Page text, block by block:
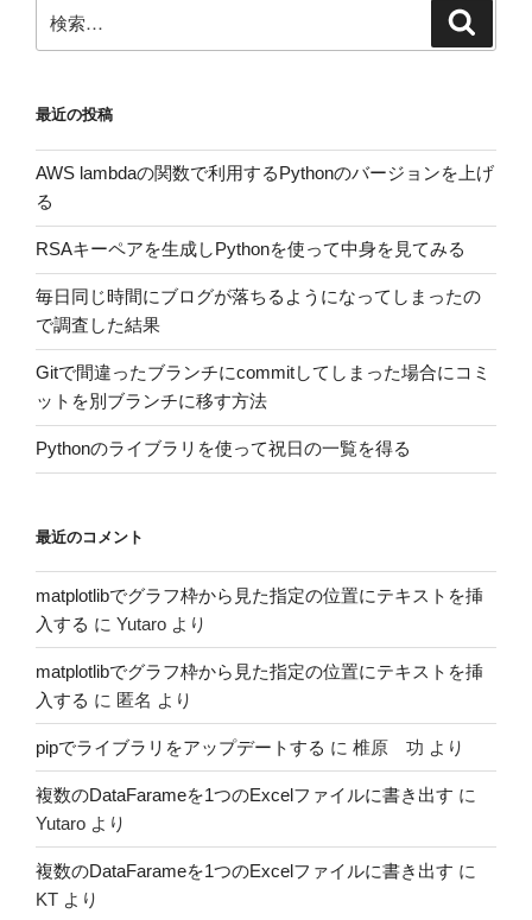
索:
最近の投稿
AWS lambdaの関数で利用するPythonのバージョンを上げ
る
RSAキーペアを生成しPythonを使って中身を見てみる
毎日同じ時間にブログが落ちるようになってしまったの
で調査した結果
Gitで間違ったブランチにcommitしてしまった場合にコミ
ットを別ブランチに移す方法
Pythonのライブラリを使って祝日の一覧を得る
最近のコメント
matplotlibでグラフ枠から見た指定の位置にテキストを挿
入する に Yutaro より
matplotlibでグラフ枠から見た指定の位置にテキストを挿
入する に 匿名 より
pipでライブラリをアップデートする に 椎原 功 より
複数のDataFarameを1つのExcelファイルに書き出す に
Yutaro より
複数のDataFarameを1つのExcelファイルに書き出す に
KT より